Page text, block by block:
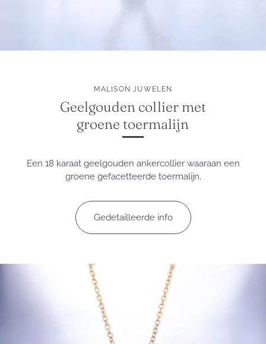
MALISON JUWELEN
Geelgouden collier met
groene toermalijn
Een 18 karaat geelgouden ankercollier waaraan een
groene gefacetteerde toermalijn.
Gedetailleerde info